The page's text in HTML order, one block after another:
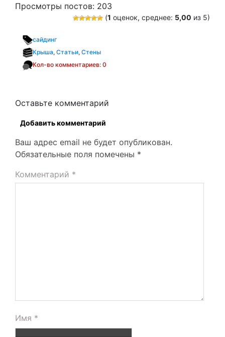
Просмотры постов: 203
(1 оценок, среднее: 5,00 из 5)
сайдинг
Крыша, Статьи, Стены
Кол-во комментариев: 0
Оставьте комментарий
Добавить комментарий
Ваш адрес email не будет опубликован.
Обязательные поля помечены *
Комментарий *
Имя *